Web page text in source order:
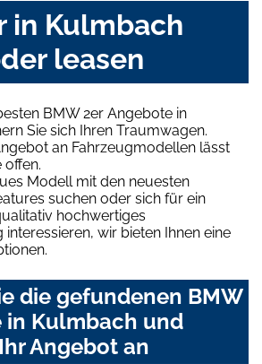
in Kulmbach
leasen
BMW 2er Angebote in
Sie sich Ihren Traumwagen.
an Fahrzeugmodellen lässt
offen.
Modell mit den neuesten
suchen oder sich für ein
hochwertiges
wir bieten Ihnen eine
die gefundenen BMW
in Kulmbach und
Angebot an